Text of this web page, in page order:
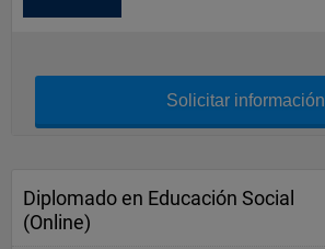
Solicitar información
Diplomado en Educación Social
(Online)